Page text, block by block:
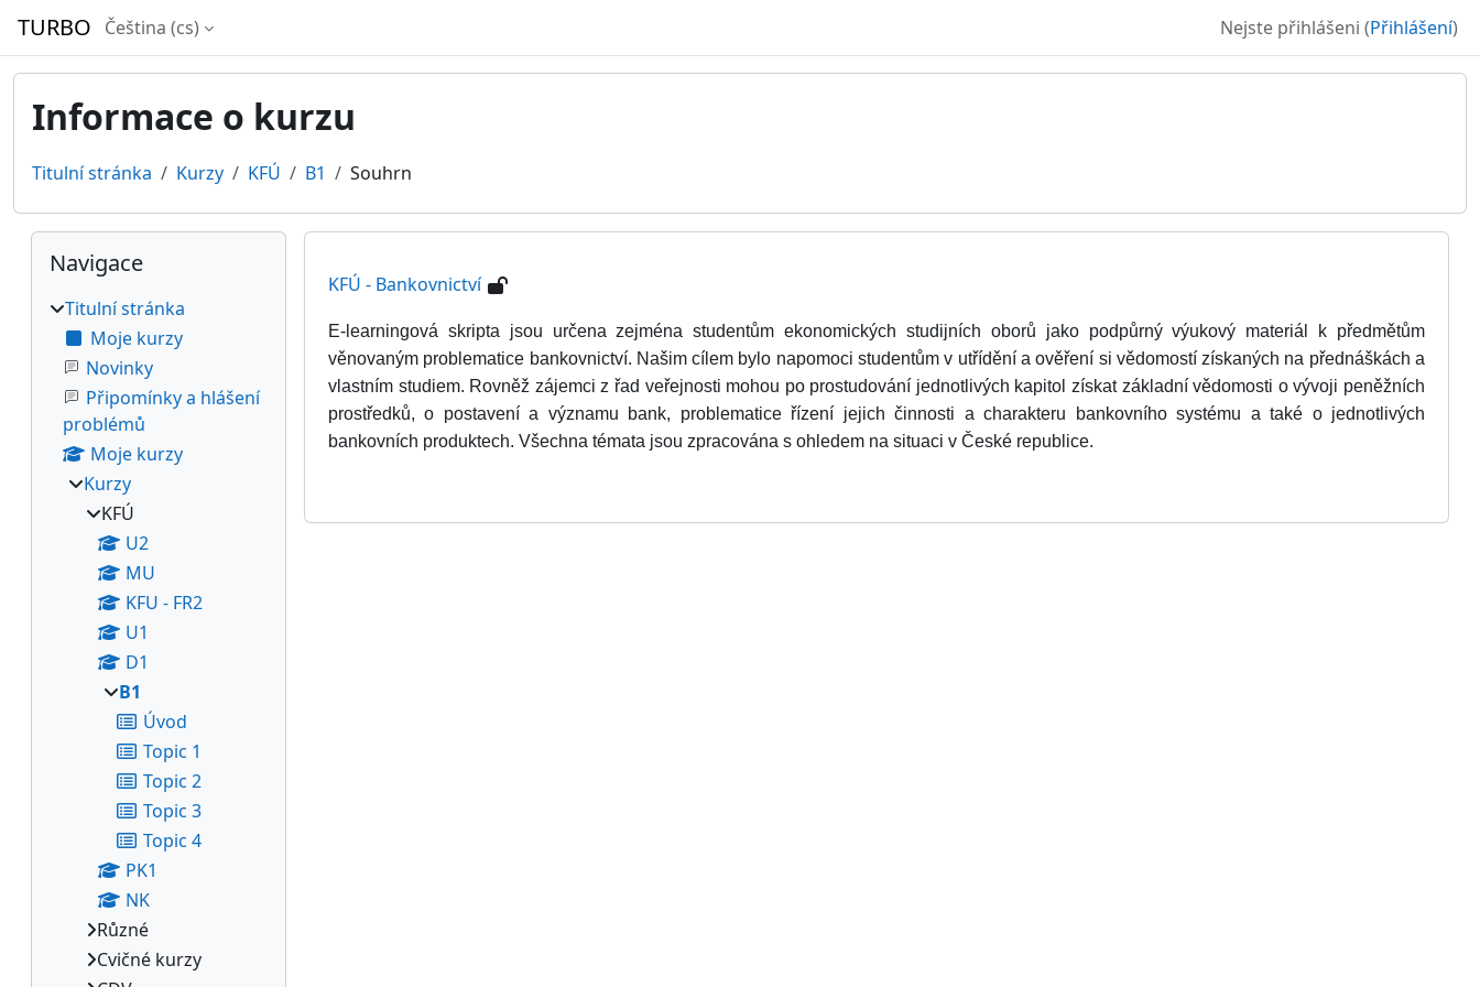
Přejít k hlavnímu obsahu
TURBO Čeština ‎(cs)‎ Nejste přihlášeni (Přihlášení)
Informace o kurzu
Titulní stránka Kurzy KFÚ B1 Souhrn
KFÚ - Bankovnictví
E-learningová skripta jsou určena zejména studentům ekonomických studijních oborů jako podpůrný výukový materiál k předmětům
věnovaným problematice bankovnictví. Našim cílem bylo napomoci studentům v utřídění a ověření si vědomostí získaných na přednáškách a
vlastním studiem. Rovněž zájemci z řad veřejnosti mohou po prostudování jednotlivých kapitol získat základní vědomosti o vývoji peněžních
prostředků, o postavení a významu bank, problematice řízení jejich činnosti a charakteru bankovního systému a také o jednotlivých
bankovních produktech. Všechna témata jsou zpracována s ohledem na situaci v České republice.
Bloky
Přeskočit: Navigace
Navigace
Titulní stránka
Moje kurzy
Novinky
Připomínky a hlášení
problémů
Moje kurzy
Kurzy
KFÚ
U2
MU
KFU - FR2
U1
D1
B1
Úvod
Topic 1
Topic 2
Topic 3
Topic 4
PK1
NK
Různé
Cvičné kurzy